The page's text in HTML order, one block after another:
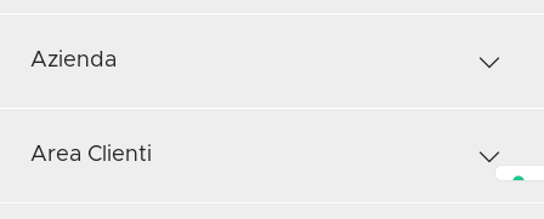
Azienda
Area Clienti